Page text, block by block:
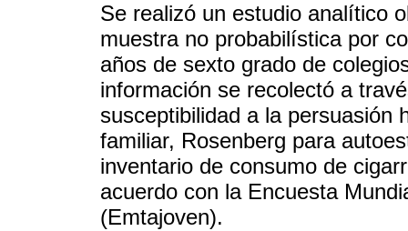
Se realizó un estudio analítico
muestra no probabilística por
años de sexto grado de
información se recolectó a
susceptibilidad a la persuasión
familiar, Rosenberg para
inventario de consumo de
acuerdo con la Encuesta
(Emtajoven).